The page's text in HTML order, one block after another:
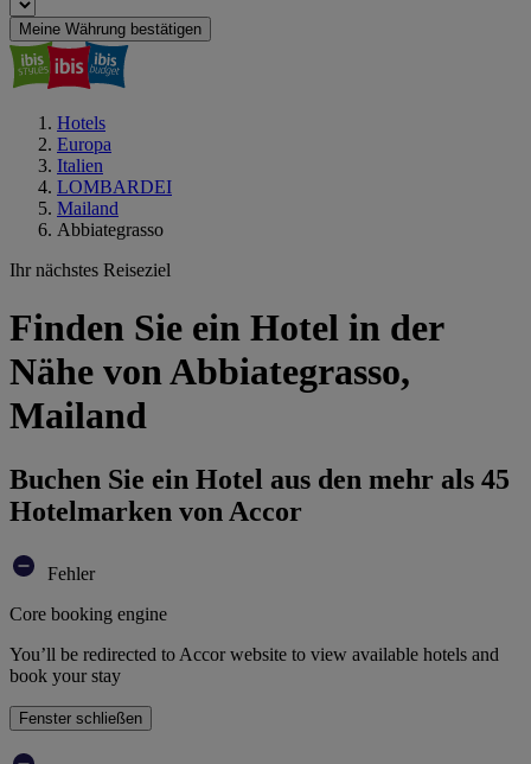
Meine Währung bestätigen
Hotels
Europa
Italien
LOMBARDEI
Mailand
Abbiategrasso
Ihr nächstes Reiseziel
Finden Sie ein Hotel in der
Nähe von Abbiategrasso,
Mailand
Buchen Sie ein Hotel aus den mehr als 45
Hotelmarken von Accor
Fehler
Core booking engine
You’ll be redirected to Accor website to view available hotels and
book your stay
Fenster schließen